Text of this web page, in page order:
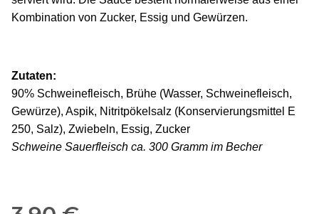
Kombination von Zucker, Essig und Gewürzen.
Zutaten:
90% Schweinefleisch, Brühe (Wasser, Schweinefleisch,
Gewürze), Aspik, Nitritpökelsalz (Konservierungsmittel E
250, Salz), Zwiebeln, Essig, Zucker
Schweine Sauerfleisch ca. 300 Gramm im Becher